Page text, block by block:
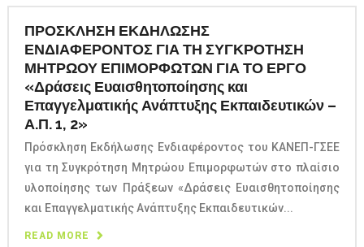
ΠΡΟΣΚΛΗΣΗ ΕΚΔΗΛΩΣΗΣ
ΕΝΔΙΑΦΕΡΟΝΤΟΣ ΓΙΑ ΤΗ ΣΥΓΚΡΟΤΗΣΗ
ΜΗΤΡΩΟΥ ΕΠΙΜΟΡΦΩΤΩΝ ΓΙΑ ΤΟ ΕΡΓΟ
«Δράσεις Ευαισθητοποίησης και
Επαγγελματικής Ανάπτυξης Εκπαιδευτικών –
Α.Π. 1, 2»
Πρόσκληση Εκδήλωσης Ενδιαφέροντος του ΚΑΝΕΠ-ΓΣΕΕ
για τη Συγκρότηση Μητρώου Επιμορφωτών στο πλαίσιο
υλοποίησης των Πράξεων «Δράσεις Ευαισθητοποίησης
και Επαγγελματικής Ανάπτυξης Εκπαιδευτικών...
READ MORE